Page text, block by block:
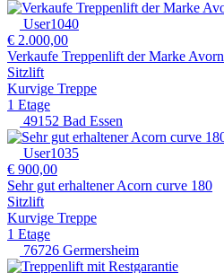
User1040
€ 2.000,00
Verkaufe Treppenlift der Marke Avorn
Sitzlift
Kurvige Treppe
1 Etage
49152 Bad Essen
User1035
€ 900,00
Sehr gut erhaltener Acorn curve 180
Sitzlift
Kurvige Treppe
1 Etage
76726 Germersheim